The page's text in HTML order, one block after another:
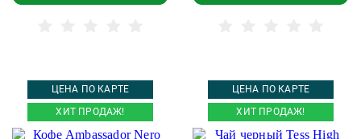
ЦЕНА ПО КАРТЕ
ХИТ ПРОДАЖ!
ЦЕНА ПО КАРТЕ
ХИТ ПРОДАЖ!